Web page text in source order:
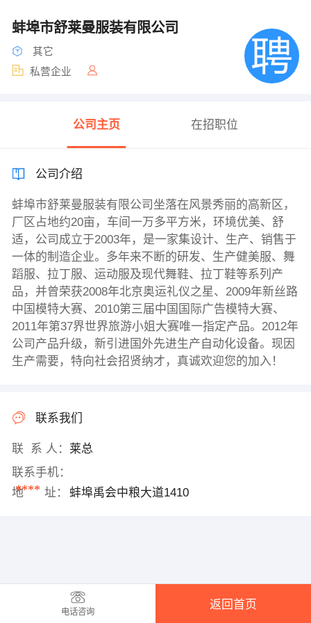
蚌埠市舒莱曼服装有限公司
其它
私营企业
公司主页 在招职位
公司介绍
蚌埠市舒莱曼服装有限公司坐落在风景秀丽的高新区，
厂区占地约20亩，车间一万多平方米，环境优美、舒
适，公司成立于2003年，是一家集设计、生产、销售于
一体的制造企业。多年来不断的研发、生产健美服、舞
蹈服、拉丁服、运动服及现代舞鞋、拉丁鞋等系列产
品，并曾荣获2008年北京奥运礼仪之星、2009年新丝路
中国模特大赛、2010第三届中国国际广告模特大赛、
2011年第37界世界旅游小姐大赛唯一指定产品。2012年
公司产品升级，新引进国外先进生产自动化设备。现因
生产需要，特向社会招贤纳才，真诚欢迎您的加入！
联系我们
联 系 人： 莱总
联系手机：
****
地 址： 蚌埠禹会中粮大道1410
电话咨询
返回首页